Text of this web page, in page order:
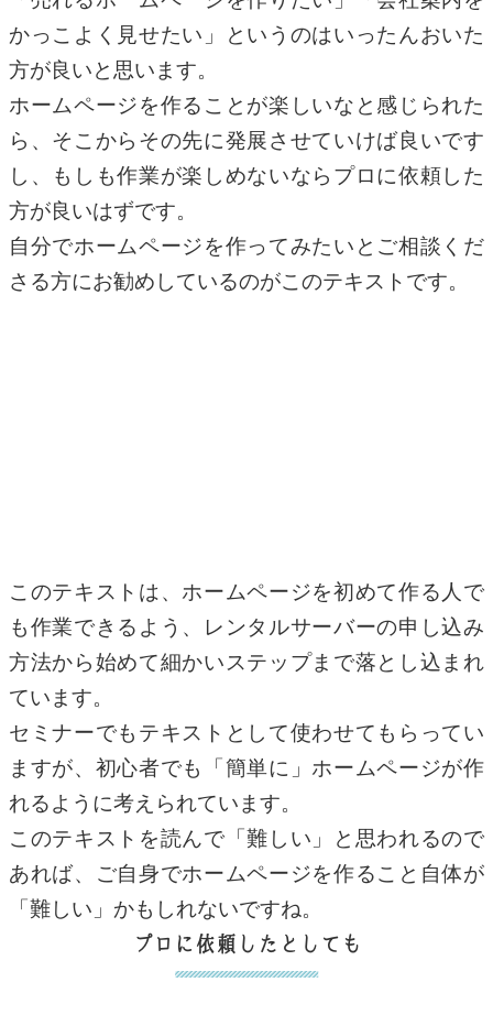
かっこよく見せたい」というのはいったんおいた
方が良いと思います。
ホームページを作ることが楽しいなと感じられた
ら、そこからその先に発展させていけば良いです
し、もしも作業が楽しめないならプロに依頼した
方が良いはずです。
自分でホームページを作ってみたいとご相談くだ
さる方にお勧めしているのがこのテキストです。
このテキストは、ホームページを初めて作る人で
も作業できるよう、レンタルサーバーの申し込み
方法から始めて細かいステップまで落とし込まれ
ています。
セミナーでもテキストとして使わせてもらってい
ますが、初心者でも「簡単に」ホームページが作
れるように考えられています。
このテキストを読んで「難しい」と思われるので
あれば、ご自身でホームページを作ること自体が
「難しい」かもしれないですね。
プロに依頼したとしても